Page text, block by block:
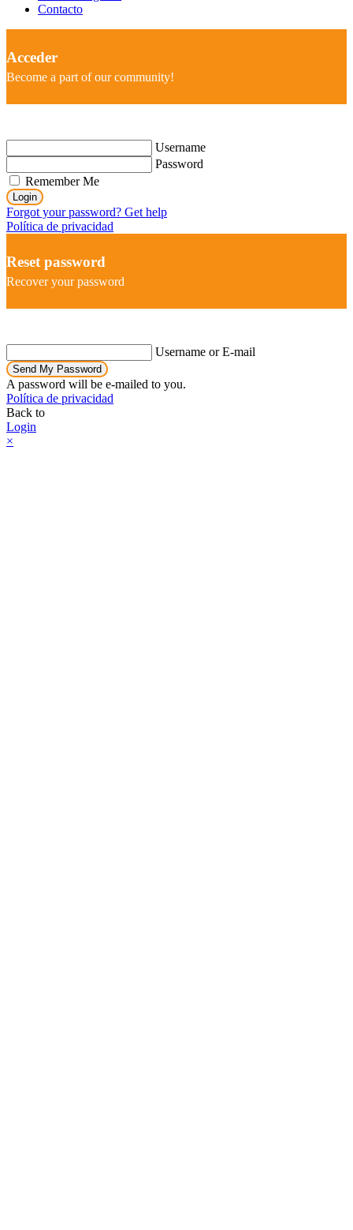
Contacto
Acceder
Become a part of our community!
Username
Password
Remember Me
Login
Forgot your password? Get help
Política de privacidad
Reset password
Recover your password
Username or E-mail
Send My Password
A password will be e-mailed to you.
Política de privacidad
Back to
Login
×